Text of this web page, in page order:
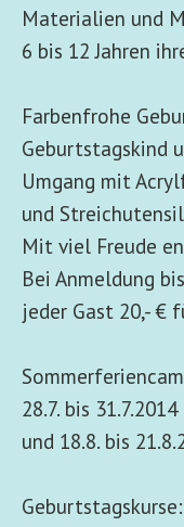
Materialien und
6 bis 12 Jahren
Farbenfrohe
Geburtstagskind
Umgang mit
und
Mit viel Freude
Bei Anmeldung
jeder Gast 20,- €
28.7. bis 31.7.2014
und 18.8. bis
Geburtstagskurse: